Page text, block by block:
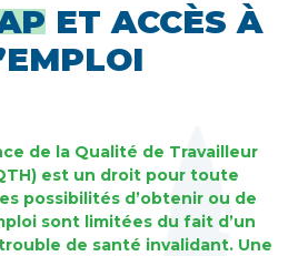
ET ACCÈS À
de la Qualité de Travailleur
est un droit pour toute
possibilités d’obtenir ou de
sont limitées du fait d’un
de santé invalidant. Une